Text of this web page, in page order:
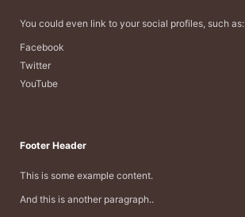
You could even link to your social profiles, such as:
Facebook
Twitter
YouTube
Footer Header
This is some example content.
And this is another paragraph..